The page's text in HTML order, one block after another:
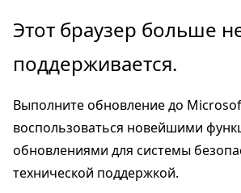
Пропустить
перейти
основному
содержимому
Этот браузер больше
поддерживается.
Выполните обновление до
воспользоваться новейшими
обновлениями для системы
технической поддержкой.